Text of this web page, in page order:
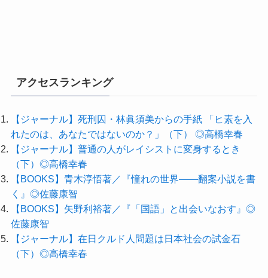
アクセスランキング
【ジャーナル】死刑囚・林眞須美からの手紙 「ヒ素を入
れたのは、あなたではないのか？」（下） ◎高橋幸春
【ジャーナル】普通の人がレイシストに変身するとき
（下）◎高橋幸春
【BOOKS】青木淳悟著／『憧れの世界――翻案小説を書
く』◎佐藤康智
【BOOKS】矢野利裕著／『「国語」と出会いなおす』◎
佐藤康智
【ジャーナル】在日クルド人問題は日本社会の試金石
（下）◎高橋幸春